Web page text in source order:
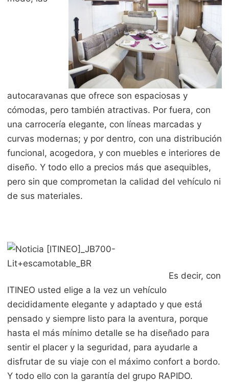
autocaravanas que ofrece son espaciosas y
cómodas, pero también atractivas. Por fuera, con
una carrocería elegante, con líneas marcadas y
curvas modernas; y por dentro, con una distribución
funcional, acogedora, y con muebles e interiores de
diseño. Y todo ello a precios más que asequibles,
pero sin que comprometan la calidad del vehículo ni
de sus materiales.
Es decir, con
ITINEO usted elige a la vez un vehículo
decididamente elegante y adaptado y que está
pensado y siempre listo para la aventura, porque
hasta el más mínimo detalle se ha diseñado para
sentir el placer y la seguridad, para ayudarle a
disfrutar de su viaje con el máximo confort a bordo.
Y todo ello con la garantía del grupo RAPIDO.